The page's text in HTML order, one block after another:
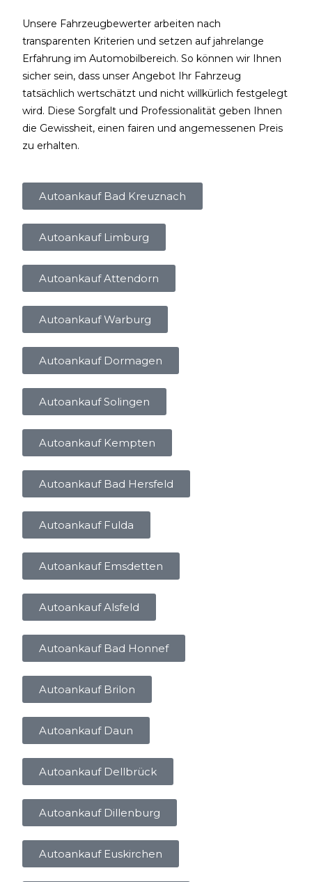
Unsere Fahrzeugbewerter arbeiten nach
transparenten Kriterien und setzen auf jahrelange
Erfahrung im Automobilbereich. So können wir Ihnen
sicher sein, dass unser Angebot Ihr Fahrzeug
tatsächlich wertschätzt und nicht willkürlich festgelegt
wird. Diese Sorgfalt und Professionalität geben Ihnen
die Gewissheit, einen fairen und angemessenen Preis
zu erhalten.
Autoankauf Bad Kreuznach
Autoankauf Limburg
Autoankauf Attendorn
Autoankauf Warburg
Autoankauf Dormagen
Autoankauf Solingen
Autoankauf Kempten
Autoankauf Bad Hersfeld
Autoankauf Fulda
Autoankauf Emsdetten
Autoankauf Alsfeld
Autoankauf Bad Honnef
Autoankauf Brilon
Autoankauf Daun
Autoankauf Dellbrück
Autoankauf Dillenburg
Autoankauf Euskirchen